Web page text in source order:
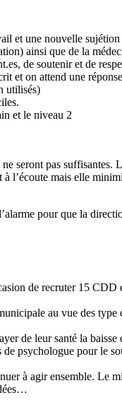
et une nouvelle sujétion
ainsi que de la
de soutenir et de
et on attend une
utilisés)
et le niveau 2
seront pas
l’écoute mais elle
pour que la
de recruter 15 CDD
au vue des type
de leur santé la baisse
psychologue pour le
à agir ensemble. Le